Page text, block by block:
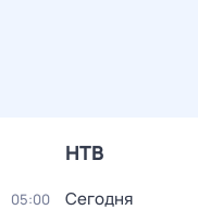
НТВ
05:00 Сегодня